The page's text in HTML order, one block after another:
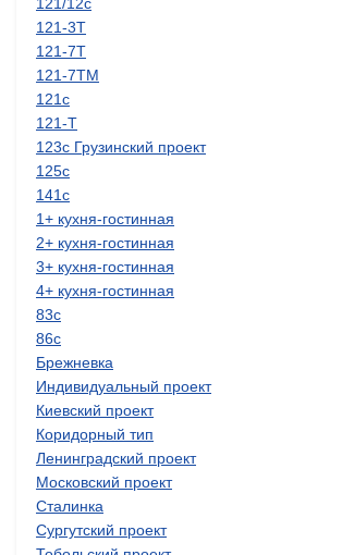
121-3Т
121-7Т
121-7ТМ
121с
121-Т
123с Грузинский проект
125с
141с
1+ кухня-гостинная
2+ кухня-гостинная
3+ кухня-гостинная
4+ кухня-гостинная
83с
86с
Брежневка
Индивидуальный проект
Киевский проект
Коридорный тип
Ленинградский проект
Московский проект
Сталинка
Сургутский проект